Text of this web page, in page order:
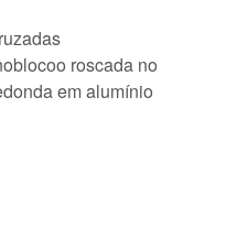
roscada no
em alumínio